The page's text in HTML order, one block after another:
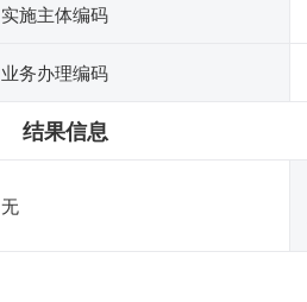
实施主体编码
业务办理编码
结果信息
无